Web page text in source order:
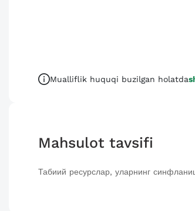
Mualliflik huquqi buzilgan holatda
Mahsulot tavsifi
Табиий ресурслар, уларнинг